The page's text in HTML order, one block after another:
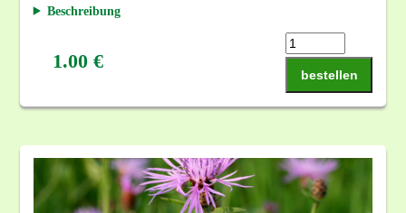
Beschreibung
1.00 €
bestellen